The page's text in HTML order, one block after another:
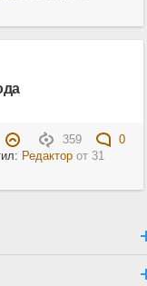
359
0
Редакторот 31